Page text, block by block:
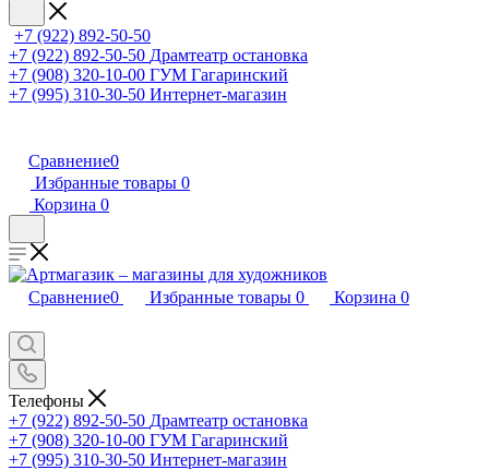
+7 (922) 892-50-50
+7 (922) 892-50-50 Драмтеатр остановка
+7 (908) 320-10-00 ГУМ Гагаринский
+7 (995) 310-30-50 Интернет-магазин
Сравнение0
Избранные товары 0
Корзина 0
Сравнение0 Избранные товары 0 Корзина 0
Телефоны
+7 (922) 892-50-50 Драмтеатр остановка
+7 (908) 320-10-00 ГУМ Гагаринский
+7 (995) 310-30-50 Интернет-магазин